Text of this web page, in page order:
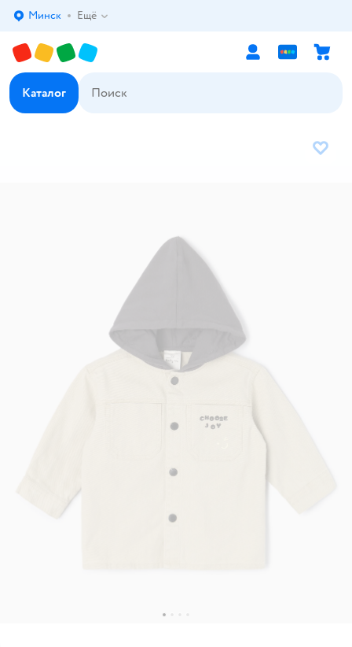
Выбор адреса доставки.
Минск Ещё
Каталог
В